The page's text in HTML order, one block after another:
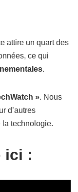
attire un quart des
ce qui
.
». Nous
d’autres
la technologie.
ici :